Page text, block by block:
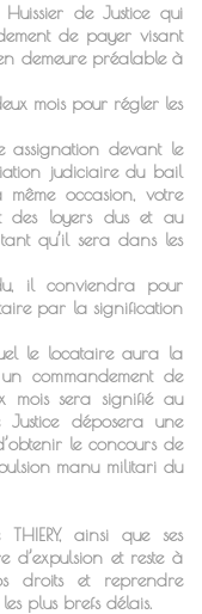
de Justice qui
de payer visant
demeure préalable à
mois pour régler les
devant le
judiciaire du bail
occasion, votre
des loyers dus et au
qu’il sera dans les
il conviendra pour
par la signification
le locataire aura la
commandement de
mois sera signifié au
Justice déposera une
le concours de
manu militari du
ainsi que ses
d’expulsion et reste à
droits et reprendre
plus brefs délais.